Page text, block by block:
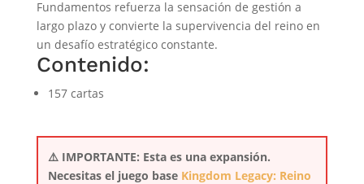
Fundamentos refuerza la sensación de gestión a
largo plazo y convierte la supervivencia del reino en
un desafío estratégico constante.
Contenido:
157 cartas
⚠️ IMPORTANTE: Esta es una expansión.
Necesitas el juego base Kingdom Legacy: Reino